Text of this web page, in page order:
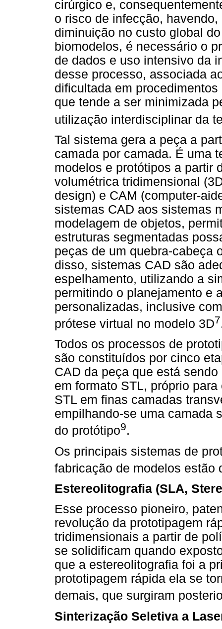
cirúrgico e,
o risco de infecção,
diminuição no custo global
biomodelos, é necessário o
de dados e uso intensivo da
desse processo, associada
dificultada em
que tende a ser minimizada
utilização interdisciplinar da
Tal sistema gera a peça a
camada por camada. É uma
modelos e protótipos a partir
volumétrica tridimensional
design) e CAM (computer-
sistemas CAD aos sistemas
modelagem de objetos,
estruturas segmentadas
peças de um quebra-cabeça
disso, sistemas CAD são
espelhamento, utilizando a
permitindo o planejamento e
personalizadas, inclusive
prótese virtual no modelo 3D7
Todos os processos de
são constituídos por cinco
CAD da peça que está
em formato STL, próprio
STL em finas camadas
empilhando-se uma camada
do protótipo9.
Os principais sistemas de
fabricação de modelos estão
Estereolitografia (SLA,
Esse processo pioneiro,
revolução da prototipagem
tridimensionais a partir de
se solidificam quando
que a estereolitografia foi a
prototipagem rápida ela se
demais, que surgiram
Sinterização Seletiva a